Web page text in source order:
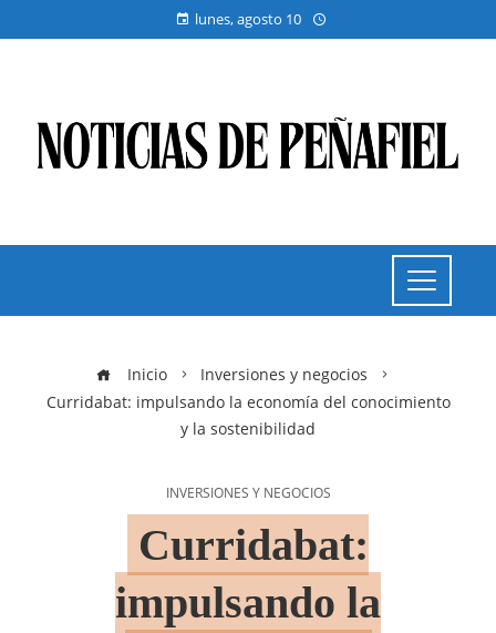
lunes, agosto 10
Inicio
Inversiones y negocios
Curridabat: impulsando la economía del conocimiento
y la sostenibilidad
INVERSIONES Y NEGOCIOS
Curridabat:
impulsando la